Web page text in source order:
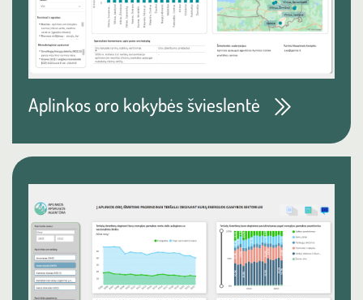
Aplinkos oro kokybės švieslentė